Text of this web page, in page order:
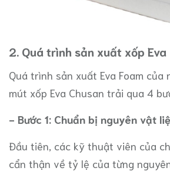
2. Quá trình sản xuất xốp Eva
Quá trình sản xuất Eva Foam của
mút xốp Eva Chusan trải qua 4
- Bước 1: Chuẩn bị nguyên vật
Đầu tiên, các kỹ thuật viên của
cẩn thận về tỷ lệ của từng